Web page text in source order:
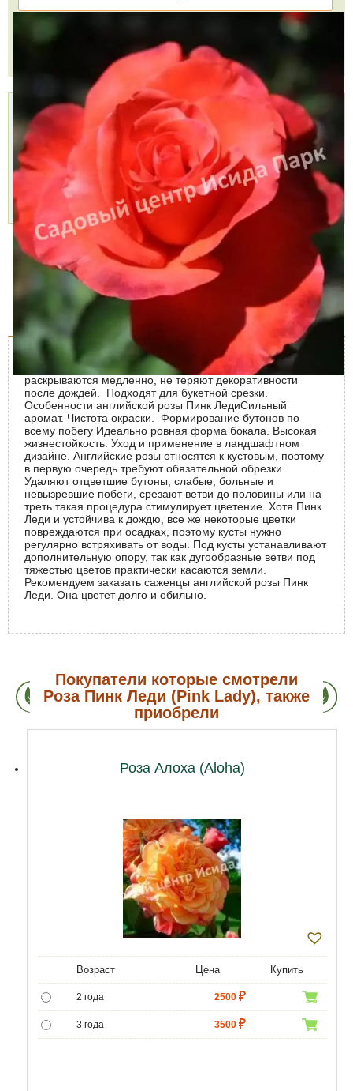
В КОРЗИНУ
Доставка
курьером,
999 руб.
Доставим
через 1-2 дня
7 августа
Подробнее »
Самовывоз,
БЕСПЛАТНО
2 пункта
самовывоза,
Оплата,
Наличными,
Картой,
Подробнее »
Описание Характеристики
Доставка и оплата
Цветки ярко-пурпурные, густомахровые, крупные,
раскрываются медленно, не теряют декоративности
после дождей. Подходят для букетной срезки.
Особенности английской розы Пинк ЛедиСильный
аромат. Чистота окраски. Формирование бутонов по
всему побегу Идеально ровная форма бокала. Высокая
жизнестойкость. Уход и применение в ландшафтном
дизайне. Английские розы относятся к кустовым, поэтому
в первую очередь требуют обязательной обрезки.
Удаляют отцветшие бутоны, слабые, больные и
невызревшие побеги, срезают ветви до половины или на
треть такая процедура стимулирует цветение. Хотя Пинк
Леди и устойчива к дождю, все же некоторые цветки
повреждаются при осадках, поэтому кусты нужно
регулярно встряхивать от воды. Под кусты устанавливают
дополнительную опору, так как дугообразные ветви под
тяжестью цветов практически касаются земли.
Рекомендуем заказать саженцы английской розы Пинк
Леди. Она цветет долго и обильно.
Покупатели которые смотрели
Роза Пинк Леди (Pink Lady), также
приобрели
Роза Алоха (Aloha)
Возраст Цена Купить
2 года 2500
3 года 3500